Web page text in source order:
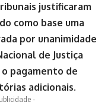
justificaram
como base uma
por unanimidade
de Justiça
o pagamento de
adicionais.
-